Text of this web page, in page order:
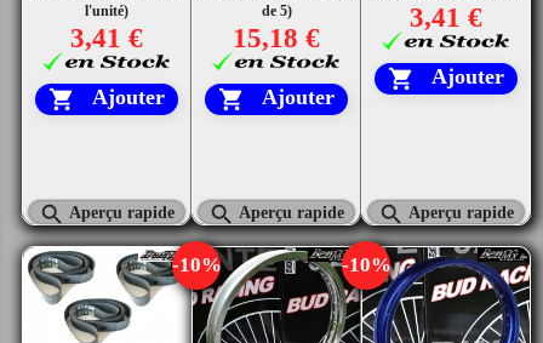
l'unité)
3,41 €
 Ajouter
 Aperçu rapide
de 5)
15,18 €
 Ajouter
 Aperçu rapide
3,41 €
 Ajouter
 Aperçu rapide
-10% -10%